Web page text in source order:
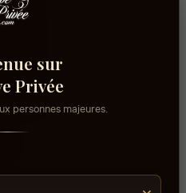
AU PANIER
sur
Privée
personnes majeures.